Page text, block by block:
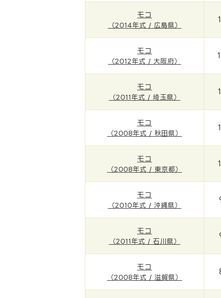
モコ
（2014年式 / 広島県）
モコ
（2012年式 / 大阪府）
モコ
（2011年式 / 埼玉県）
モコ
（2008年式 / 秋田県）
モコ
（2008年式 / 東京都）
モコ
（2010年式 / 沖縄県）
モコ
（2011年式 / 石川県）
モコ
（2008年式 / 滋賀県）